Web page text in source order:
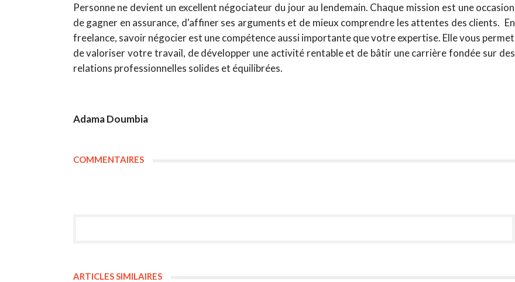
Personne ne devient un excellent négociateur du jour au lendemain. Chaque mission est une occasion
de gagner en assurance, d'affiner ses arguments et de mieux comprendre les attentes des clients. En
freelance, savoir négocier est une compétence aussi importante que votre expertise. Elle vous permet
de valoriser votre travail, de développer une activité rentable et de bâtir une carrière fondée sur des
relations professionnelles solides et équilibrées.
Adama Doumbia
COMMENTAIRES
ARTICLES SIMILAIRES